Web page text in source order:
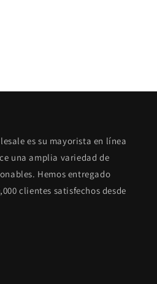
es su mayorista en línea
una amplia variedad de
Hemos entregado
clientes satisfechos desde